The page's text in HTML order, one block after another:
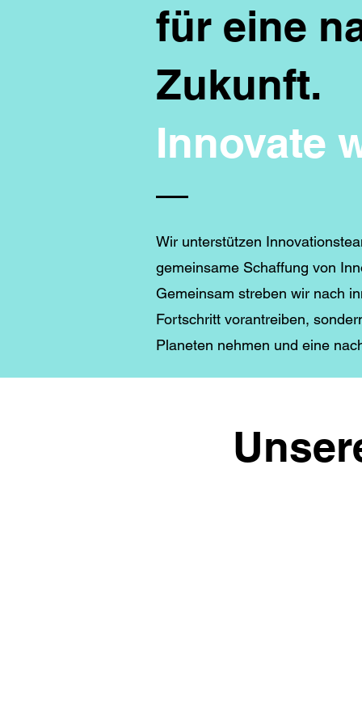
für eine
Zukunft.
Innovate
Wir unterstützen
gemeinsame Schaffung von
Gemeinsam streben wir nach
Fortschritt vorantreiben,
Planeten nehmen und eine